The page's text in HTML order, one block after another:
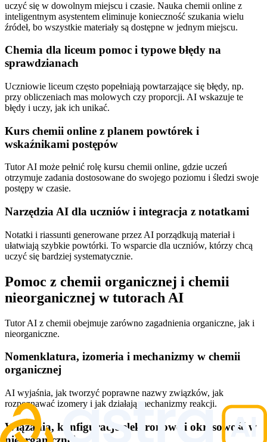
uczyć się w dowolnym miejscu i czasie. Nauka chemii online z
inteligentnym asystentem eliminuje konieczność szukania wielu
źródeł, bo wszystkie materiały są dostępne w jednym miejscu.
Chemia dla liceum pomoc i typowe błędy na
sprawdzianach
Uczniowie liceum często popełniają powtarzające się błędy, np.
przy obliczeniach mas molowych czy proporcji. AI wskazuje te
błędy i uczy, jak ich unikać.
Kurs chemii online z planem powtórek i
wskaźnikami postępów
Tutor AI może pełnić rolę kursu chemii online, gdzie uczeń
otrzymuje zadania dostosowane do swojego poziomu i śledzi swoje
postępy w czasie.
Narzędzia AI dla uczniów i integracja z notatkami
Notatki i riassunti generowane przez AI porządkują materiał i
ułatwiają szybkie powtórki. To wsparcie dla uczniów, którzy chcą
uczyć się bardziej systematycznie.
Pomoc z chemii organicznej i chemii
nieorganicznej w tutorach AI
Tutor AI z chemii obejmuje zarówno zagadnienia organiczne, jak i
nieorganiczne.
Nomenklatura, izomeria i mechanizmy w chemii
organicznej
AI wyjaśnia, jak tworzyć poprawne nazwy związków, jak
rozpoznawać izomery i jak działają mechanizmy reakcji.
Wiązania, konfiguracje elektronowe i okresowość w